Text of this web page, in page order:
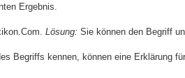
Ergebnis.
Lösung: Sie können den Begriff
Begriffs kennen, können eine Erklärung